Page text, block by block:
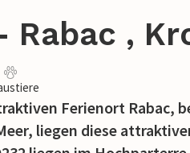
Rabac ,
Ferienort Rabac,
liegen diese